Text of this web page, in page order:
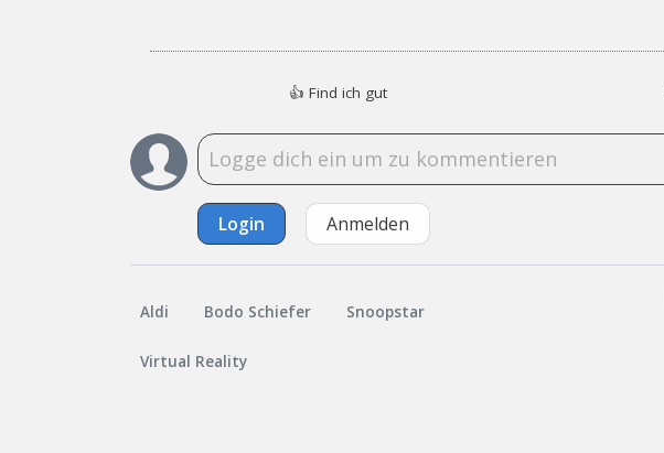
👍 Find ich gut
Login Anmelden
Aldi Bodo Schiefer Snoopstar
Virtual Reality